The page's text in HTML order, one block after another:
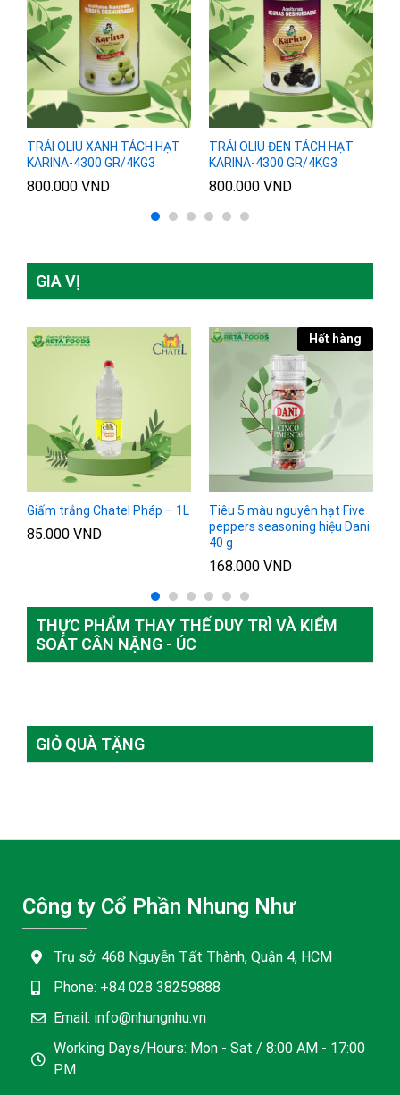
TRÁI OLIU XANH TÁCH HẠT
KARINA-4300 GR/4KG3
800.000 VND
TRÁI OLIU ĐEN TÁCH HẠT
KARINA-4300 GR/4KG3
800.000 VND
GIA VỊ
Giấm trắng Chatel Pháp – 1L
85.000 VND
Hết hàng
Tiêu 5 màu nguyên hạt Five
peppers seasoning hiệu Dani
40 g
168.000 VND
THỰC PHẨM THAY THẾ DUY TRÌ VÀ KIỂM
SOÁT CÂN NẶNG - ÚC
GIỎ QUÀ TẶNG
Công ty Cổ Phần Nhung Như
Trụ sở: 468 Nguyễn Tất Thành, Quận 4, HCM
Phone: +84 028 38259888
Email: info@nhungnhu.vn
Working Days/Hours: Mon - Sat / 8:00 AM - 17:00
PM